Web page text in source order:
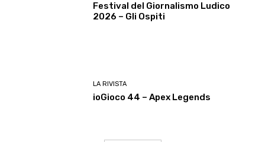
Festival del Giornalismo Ludico
2026 – Gli Ospiti
LA RIVISTA
ioGioco 44 – Apex Legends